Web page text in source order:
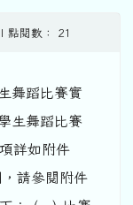
點閱數： 21
舞蹈比賽實
生舞蹈比賽
詳如附件
請參閱附件